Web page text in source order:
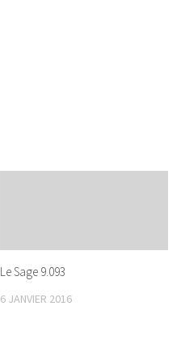
Le Sage 9.093
6 JANVIER 2016